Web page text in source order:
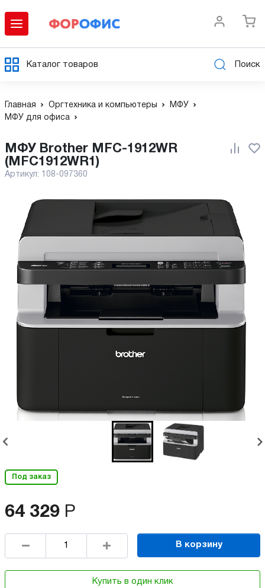
Каталог товаров Поиск
Главная Оргтехника и компьютеры
МФУ
МФУ для офиса
МФУ Brother MFC-1912WR
(MFC1912WR1)
Артикул: 108-097360
Под заказ
64 329 Р
В корзину
Купить в один клик